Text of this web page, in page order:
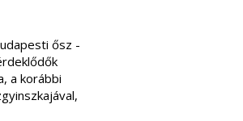
ősz -
a korábbi